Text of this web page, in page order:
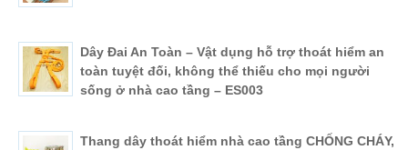
Dây Đai An Toàn – Vật dụng hỗ trợ thoát hiểm an
toàn tuyệt đối, không thể thiếu cho mọi người
sống ở nhà cao tầng – ES003
Thang dây thoát hiểm nhà cao tầng CHỐNG CHÁY,